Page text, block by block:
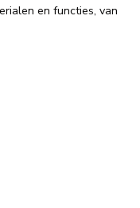
en functies, van